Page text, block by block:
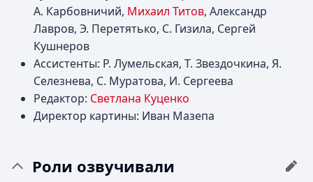
А. Карбовничий, Михаил Титов, Александр
Лавров, Э. Перетятько, С. Гизила, Сергей
Кушнеров
Ассистенты: Р. Лумельская, Т. Звездочкина, Я.
Селезнева, С. Муратова, И. Сергеева
Редактор: Светлана Куценко
Директор картины: Иван Мазепа
Роли озвучивали